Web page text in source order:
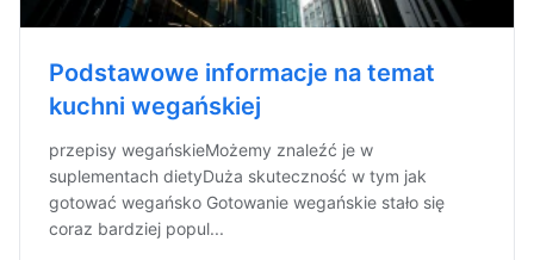
Podstawowe informacje na temat
kuchni wegańskiej
przepisy wegańskieMożemy znaleźć je w
suplementach dietyDuża skuteczność w tym jak
gotować wegańsko Gotowanie wegańskie stało się
coraz bardziej popul...